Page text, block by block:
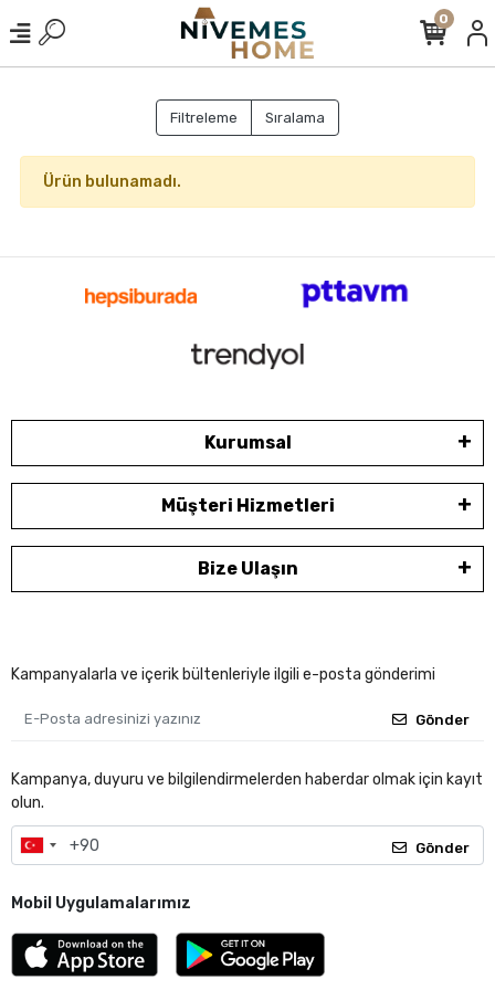
0
Filtreleme Sıralama
Ürün bulunamadı.
Kurumsal
Müşteri Hizmetleri
Bize Ulaşın
Kampanyalarla ve içerik bültenleriyle ilgili e-posta gönderimi
Gönder
Kampanya, duyuru ve bilgilendirmelerden haberdar olmak için kayıt
olun.
Gönder
Mobil Uygulamalarımız